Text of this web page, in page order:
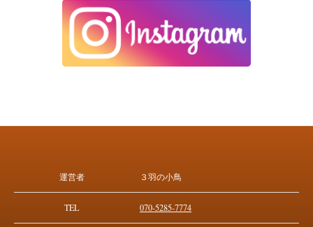
運営者 ３羽の小鳥
TEL 070-5285-7774